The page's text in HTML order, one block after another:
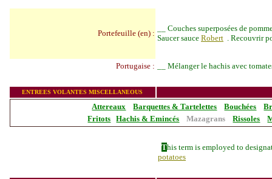
Portefeuille (en) :
Couches superposées de
Saucer sauce Robert . Recouvrir
Portugaise : Mélanger le hachis avec
ENTREES VOLANTES MISCELLANEOUS
Attereaux Barquettes & Tartelettes Bouchées
Fritots
Hachis & Emincés Mazagrans Rissoles
This term is employed to
potatoes